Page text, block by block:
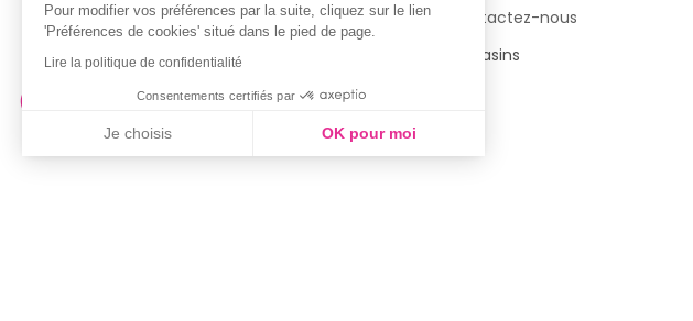
Conditions générales d’utilisation
de la Carte de Fidélité
Contactez-nous
Magasins
Pour modifier vos préférences par la suite, cliquez sur le lien
'Préférences de cookies' situé dans le pied de page.
Lire la politique de confidentialité
Consentements certifiés par
Je choisis OK pour moi